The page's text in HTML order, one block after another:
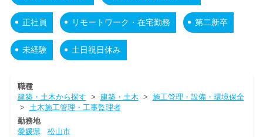
正社員 リモートワーク・在宅勤務 第二新卒
未経験 土日祝日休み
職種
建築・土木から探す > 建築・土木 > 施工管理・設備・環境保全
> 土木施工管理・工事監理者
勤務地
愛媛県
松山市